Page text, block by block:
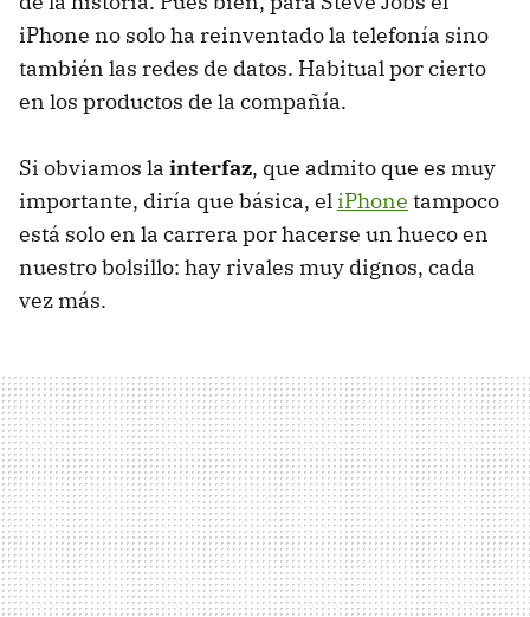
iPhone no solo ha reinventado la telefonía sino
también las redes de datos. Habitual por cierto
en los productos de la compañía.
Si obviamos la interfaz, que admito que es muy
importante, diría que básica, eliPhone tampoco
está solo en la carrera por hacerse un hueco en
nuestro bolsillo: hay rivales muy dignos, cada
vez más.